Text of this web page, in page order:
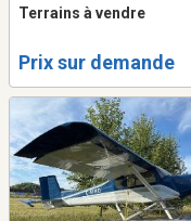
Terrains à vendre
Prix sur demande